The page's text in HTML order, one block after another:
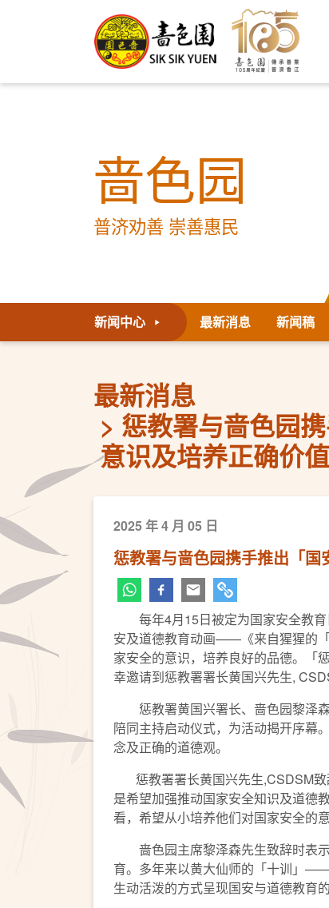
啬色园
普济劝善 崇善惠民
新闻中心 最新消息 新闻稿
最新消息
惩教署与啬色园
意识及培养正确价
2025 年 4 月 05 日
惩教署与啬色园携手推出「
每年4月15日被定为国家安全教育
安及道德教育动画——《来自猩猩的
家安全的意识，培养良好的品德。
幸邀请到惩教署署长黄国兴先生,
惩教署黄国兴署长、啬色园黎泽森
陪同主持启动仪式，为活动揭开序幕
念及正确的道德观。
惩教署署长黄国兴先生,CSDSM致
是希望加强推动国家安全知识及道德
看，希望从小培养他们对国家安全的
啬色园主席黎泽森先生致辞时表示
育。多年来以黄大仙师的「十训」
生动活泼的方式呈现国安与道德教育